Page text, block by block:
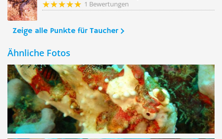
1 Bewertungen
Zeige alle Punkte für Taucher
Ähnliche Fotos